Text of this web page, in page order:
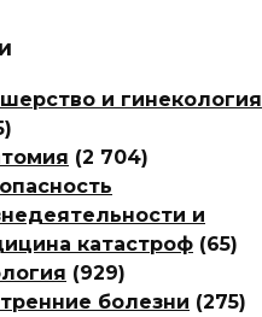
и гинекология
(2 704)
и
катастроф (65)
(929)
болезни (275)